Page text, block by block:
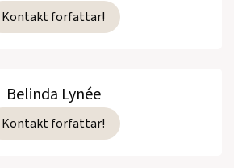
Kontakt forfattar!
Belinda Lynée
Kontakt forfattar!